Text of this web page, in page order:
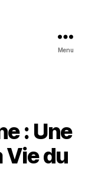
Menu
: Une
Vie du